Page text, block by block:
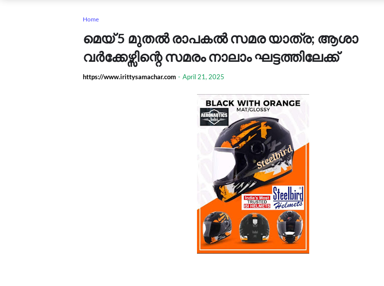
Home
മെയ് 5 മുതൽ രാപകൽ സമര യാത്ര; ആശാ
വർക്കേഴ്സിന്റെ സമരം നാലാം ഘട്ടത്തിലേക്ക്
https://www.irittysamachar.com - April 21, 2025